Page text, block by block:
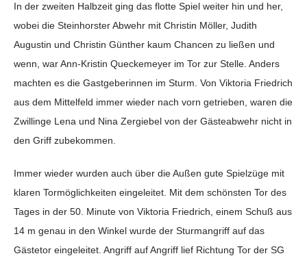
In der zweiten Halbzeit ging das flotte Spiel weiter hin und her,
wobei die Steinhorster Abwehr mit Christin Möller, Judith
Augustin und Christin Günther kaum Chancen zu ließen und
wenn, war Ann-Kristin Queckemeyer im Tor zur Stelle. Anders
machten es die Gastgeberinnen im Sturm. Von Viktoria Friedrich
aus dem Mittelfeld immer wieder nach vorn getrieben, waren die
Zwillinge Lena und Nina Zergiebel von der Gästeabwehr nicht in
den Griff zubekommen.
Immer wieder wurden auch über die Außen gute Spielzüge mit
klaren Tormöglichkeiten eingeleitet. Mit dem schönsten Tor des
Tages in der 50. Minute von Viktoria Friedrich, einem Schuß aus
14 m genau in den Winkel wurde der Sturmangriff auf das
Gästetor eingeleitet. Angriff auf Angriff lief Richtung Tor der SG